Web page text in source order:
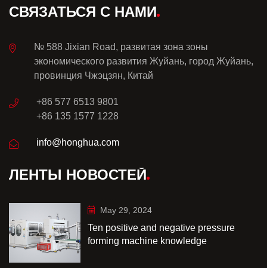
СВЯЗАТЬСЯ С НАМИ
№ 588 Jixian Road, развитая зона зоны
экономического развития Жуйань, город Жуйань,
провинция Чжэцзян, Китай
+86 577 6513 9801
+86 135 1577 1228
info@honghua.com
ЛЕНТЫ НОВОСТЕЙ
May 29, 2024
Ten positive and negative pressure
forming machine knowledge